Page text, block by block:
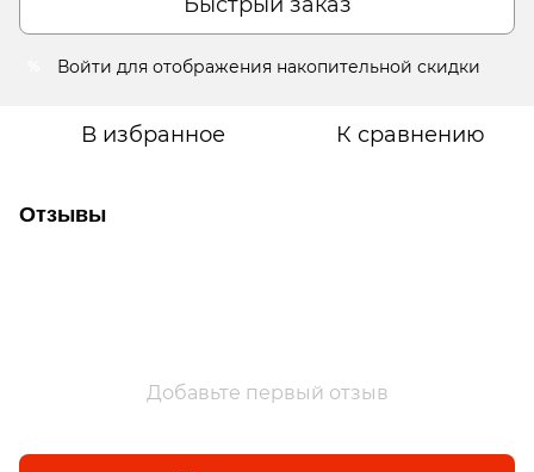
Войти для отображения накопительной скидки
В избранное К сравнению
Отзывы
Добавьте первый отзыв